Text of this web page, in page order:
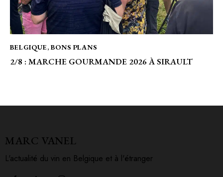
BELGIQUE,BONS PLANS
2/8 : MARCHE GOURMANDE 2026 À SIRAULT
MARC VANEL
L'actualité du vin en Belgique et à l'étranger